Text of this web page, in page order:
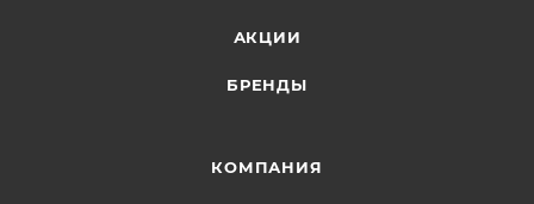
Не поддерживает горение
АКЦИИ
БРЕНДЫ
КОМПАНИЯ